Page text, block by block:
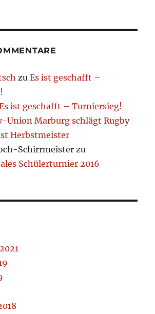
zuEs ist geschafft –
ist geschafft – Turniersieg!
Union Marburg schlägt Rugby
Herbstmeister
Schirrmeister zu
Schülerturnier 2016